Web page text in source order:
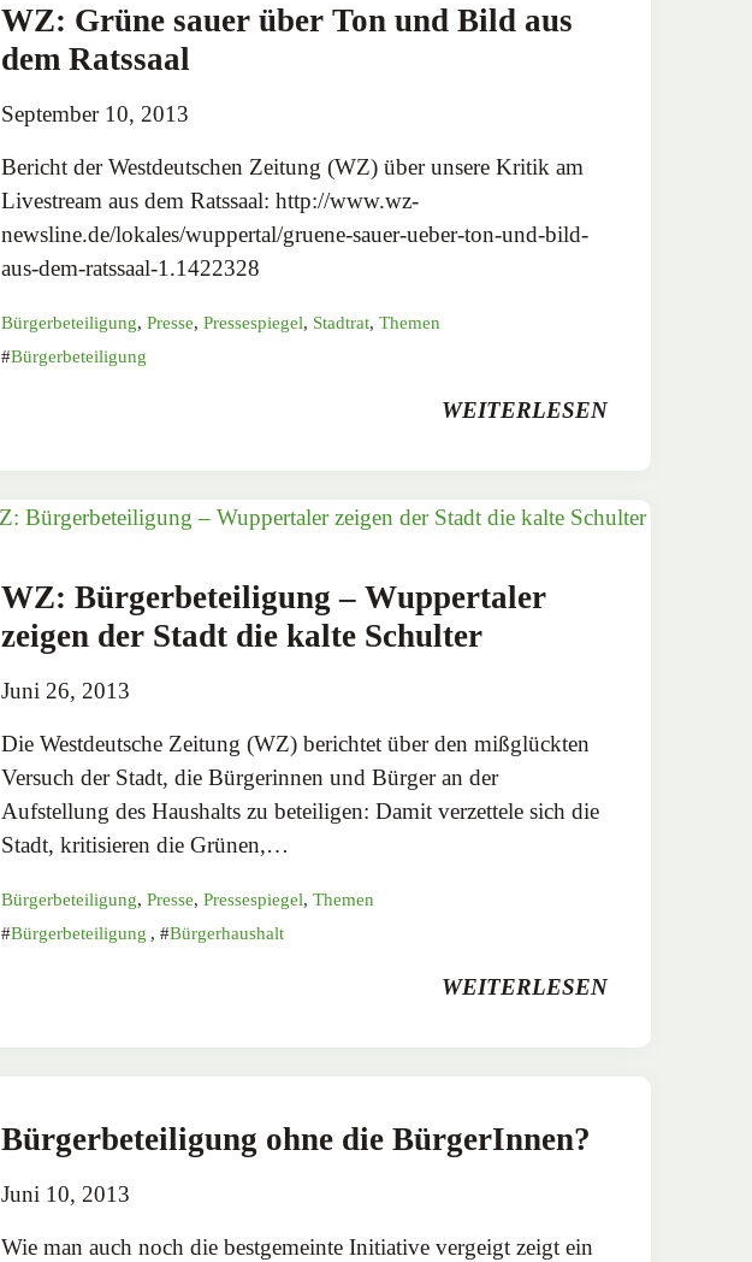
WZ: Grüne sauer über Ton und Bild aus
dem Ratssaal
September 10, 2013
Bericht der Westdeutschen Zeitung (WZ) über unsere Kritik am
Livestream aus dem Ratssaal: http://www.wz-
newsline.de/lokales/wuppertal/gruene-sauer-ueber-ton-und-bild-
aus-dem-ratssaal-1.1422328
Bürgerbeteiligung, Presse, Pressespiegel, Stadtrat, Themen
Bürgerbeteiligung
WEITERLESEN
WZ: Bürgerbeteiligung – Wuppertaler
zeigen der Stadt die kalte Schulter
Juni 26, 2013
Die Westdeutsche Zeitung (WZ) berichtet über den mißglückten
Versuch der Stadt, die Bürgerinnen und Bürger an der
Aufstellung des Haushalts zu beteiligen: Damit verzettele sich die
Stadt, kritisieren die Grünen,…
Bürgerbeteiligung, Presse, Pressespiegel, Themen
Bürgerbeteiligung , Bürgerhaushalt
WEITERLESEN
Bürgerbeteiligung ohne die BürgerInnen?
Juni 10, 2013
Wie man auch noch die bestgemeinte Initiative vergeigt zeigt ein